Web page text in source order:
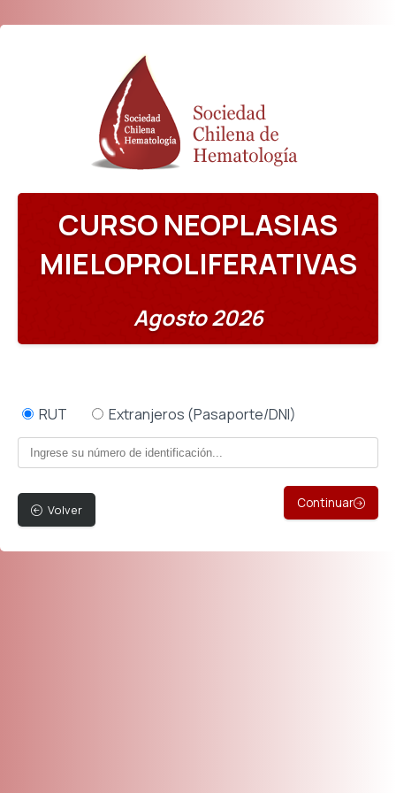
CURSO NEOPLASIAS
MIELOPROLIFERATIVAS
Agosto 2026
RUT Extranjeros (Pasaporte/DNI)
Volver Continuar